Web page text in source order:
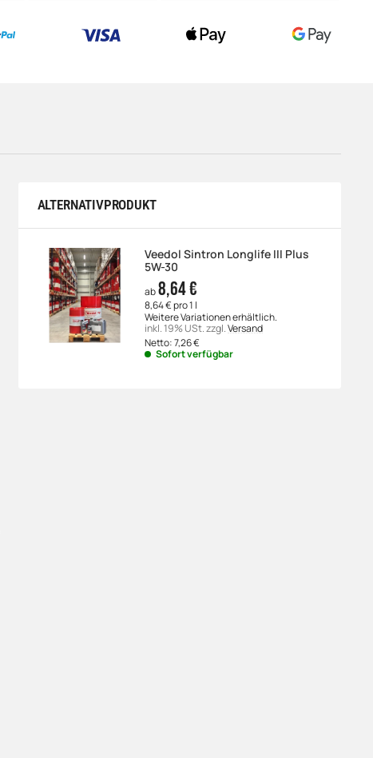
ALTERNATIVPRODUKT
Veedol Sintron Longlife III Plus
5W-30
ab8,64 €
8,64 € pro 1 l
Weitere Variationen erhältlich.
inkl. 19% USt.zzgl.Versand
Netto:7,26€
Sofort verfügbar